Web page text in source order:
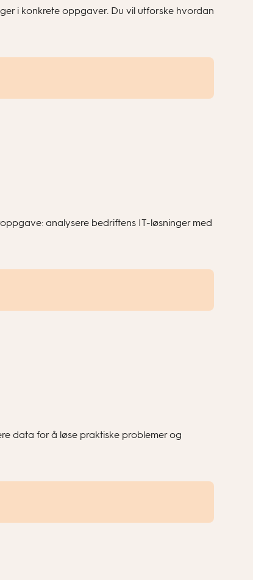
i konkrete oppgaver. Du vil utforske hvordan
analysere bedriftens IT-løsninger med
data for å løse praktiske problemer og